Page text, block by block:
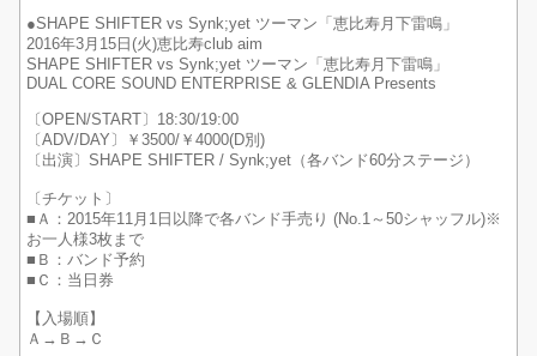
●SHAPE SHIFTER vs Synk;yet ツーマン「恵比寿月下雷鳴」
2016年3月15日(火)恵比寿club aim
SHAPE SHIFTER vs Synk;yet ツーマン「恵比寿月下雷鳴」
DUAL CORE SOUND ENTERPRISE & GLENDIA Presents
〔OPEN/START〕18:30/19:00
〔ADV/DAY〕￥3500/￥4000(D別)
〔出演〕SHAPE SHIFTER / Synk;yet（各バンド60分ステージ）
〔チケット〕
■Ａ：2015年11月1日以降で各バンド手売り (No.1～50シャッフル)※
お一人様3枚まで
■Ｂ：バンド予約
■Ｃ：当日券
【入場順】
Ａ→Ｂ→Ｃ